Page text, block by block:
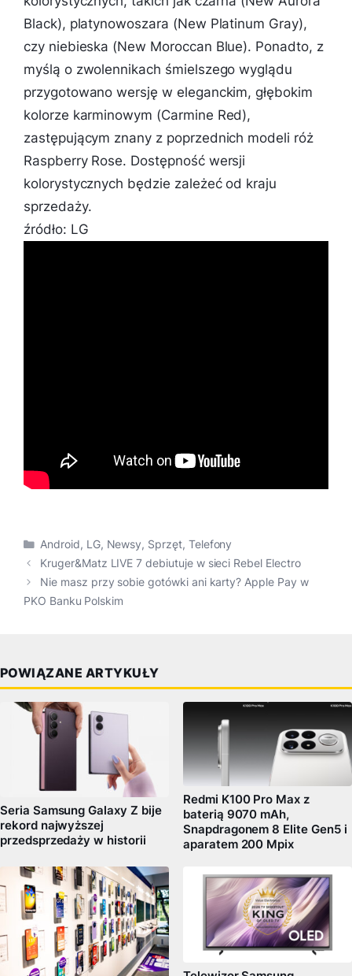
Black), platynowoszara (New Platinum Gray),
czy niebieska (New Moroccan Blue). Ponadto, z
myślą o zwolennikach śmielszego wyglądu
przygotowano wersję w eleganckim, głębokim
kolorze karminowym (Carmine Red),
zastępującym znany z poprzednich modeli róż
Raspberry Rose. Dostępność wersji
kolorystycznych będzie zależeć od kraju
sprzedaży.
źródło: LG
Kategorie
Android, LG, Newsy, Sprzęt, Telefony
Kruger&Matz LIVE 7 debiutuje w sieci Rebel Electro
Nie masz przy sobie gotówki ani karty? Apple Pay w
PKO Banku Polskim
POWIĄZANE ARTYKUŁY
Seria Samsung Galaxy Z bije
rekord najwyższej
przedsprzedaży w historii
Redmi K100 Pro Max z
baterią 9070 mAh,
Snapdragonem 8 Elite Gen5 i
aparatem 200 Mpix